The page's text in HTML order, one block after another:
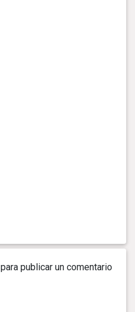
para publicar un comentario